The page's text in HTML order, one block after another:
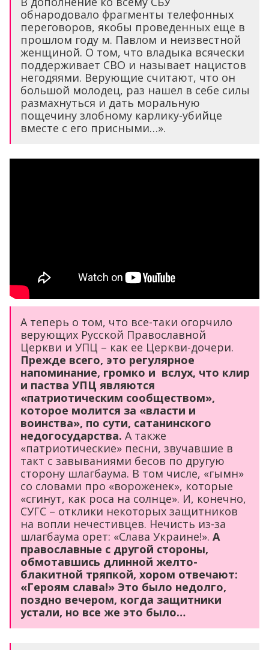
обнародовало фрагменты телефонных
переговоров, якобы проведенных еще в
прошлом году м. Павлом и неизвестной
женщиной. О том, что владыка всячески
поддерживает СВО и называет нацистов
негодяями. Верующие считают, что он
большой молодец, раз нашел в себе силы
размахнуться и дать моральную
пощечину злобному карлику-убийце
вместе с его присными…».
А теперь о том, что все-таки огорчило
верующих Русской Православной
Церкви и УПЦ – как ее Церкви-дочери.
Прежде всего, это регулярное
напоминание, громко и вслух, что клир
и паства УПЦ являются
«патриотическим сообществом»,
которое молится за «власти и
воинства», по сути, сатанинского
недогосударства. А также
«патриотические» песни, звучавшие в
такт с завываниями бесов по другую
сторону шлагбаума. В том числе, «гымн»
со словами про «вороженек», которые
«сгинут, как роса на солнце». И, конечно,
СУГС – отклики некоторых защитников
на вопли нечестивцев. Нечисть из-за
шлагбаума орет: «Слава Украине!». А
православные с другой стороны,
обмотавшись длинной желто-
блакитной тряпкой, хором отвечают:
«Героям слава!» Это было недолго,
поздно вечером, когда защитники
устали, но все же это было…